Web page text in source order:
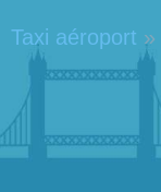
Taxi aéroport »